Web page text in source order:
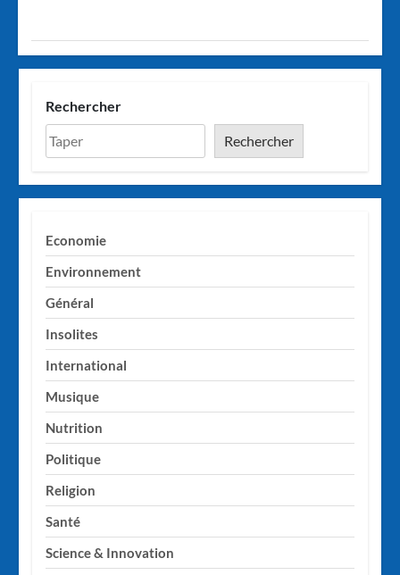
Rechercher
Rechercher
Economie
Environnement
Général
Insolites
International
Musique
Nutrition
Politique
Religion
Santé
Science & Innovation